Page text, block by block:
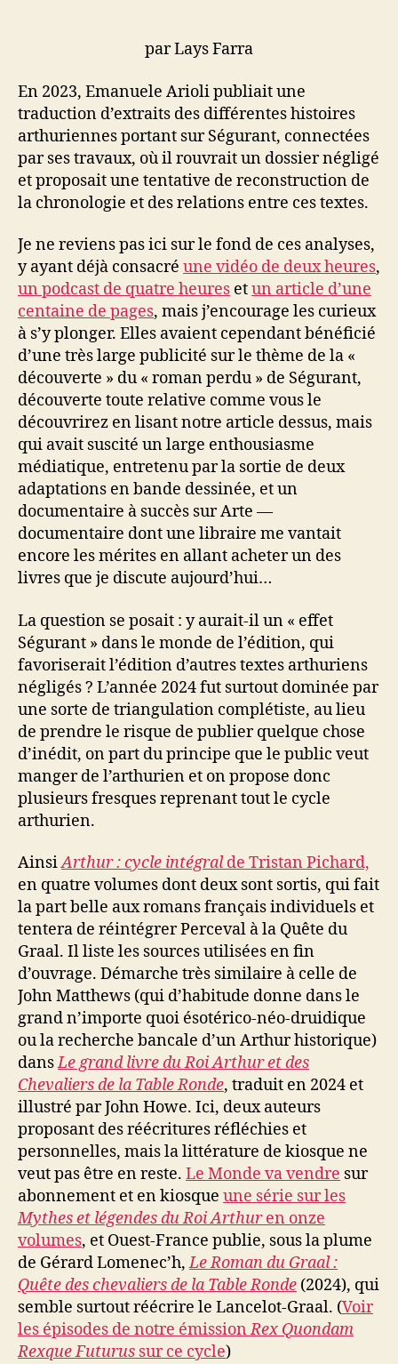
par Lays Farra
En 2023, Emanuele Arioli publiait une
traduction d’extraits des différentes histoires
arthuriennes portant sur Ségurant, connectées
par ses travaux, où il rouvrait un dossier négligé
et proposait une tentative de reconstruction de
la chronologie et des relations entre ces textes.
Je ne reviens pas ici sur le fond de ces analyses,
y ayant déjà consacré une vidéo de deux heures,
un podcast de quatre heures etun article d’une
centaine de pages, mais j’encourage les curieux
à s’y plonger. Elles avaient cependant bénéficié
d’une très large publicité sur le thème de la «
découverte » du « roman perdu » de Ségurant,
découverte toute relative comme vous le
découvrirez en lisant notre article dessus, mais
qui avait suscité un large enthousiasme
médiatique, entretenu par la sortie de deux
adaptations en bande dessinée, et un
documentaire à succès sur Arte —
documentaire dont une libraire me vantait
encore les mérites en allant acheter un des
livres que je discute aujourd’hui…
La question se posait : y aurait-il un « effet
Ségurant » dans le monde de l’édition, qui
favoriserait l’édition d’autres textes arthuriens
négligés ? L’année 2024 fut surtout dominée par
une sorte de triangulation complétiste, au lieu
de prendre le risque de publier quelque chose
d’inédit, on part du principe que le public veut
manger de l’arthurien et on propose donc
plusieurs fresques reprenant tout le cycle
arthurien.
AinsiArthur : cycle intégralde Tristan Pichard,
en quatre volumes dont deux sont sortis, qui fait
la part belle aux romans français individuels et
tentera de réintégrer Perceval à la Quête du
Graal. Il liste les sources utilisées en fin
d’ouvrage. Démarche très similaire à celle de
John Matthews (qui d’habitude donne dans le
grand n’importe quoi ésotérico-néo-druidique
ou la recherche bancale d’un Arthur historique)
dansLe grand livre du Roi Arthur et des
Chevaliers de la Table Ronde, traduit en 2024 et
illustré par John Howe. Ici, deux auteurs
proposant des réécritures réfléchies et
personnelles, mais la littérature de kiosque ne
veut pas être en reste. Le Monde va vendre sur
abonnement et en kiosque une série sur les
Mythes et légendes du Roi Arthuren onze
volumes, et Ouest-France publie, sous la plume
de Gérard Lomenec’h,Le Roman du Graal :
Quête des chevaliers de la Table Ronde (2024), qui
semble surtout réécrire le Lancelot-Graal. (Voir
les épisodes de notre émissionRex Quondam
Rexque Futurus sur ce cycle)